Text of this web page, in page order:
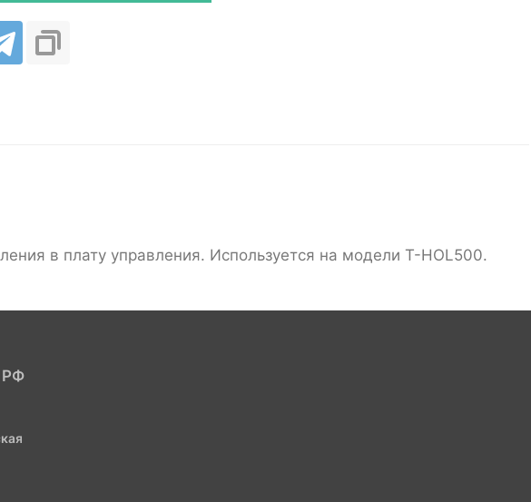
в плату управления. Используется на модели T-HOL500.
РФ